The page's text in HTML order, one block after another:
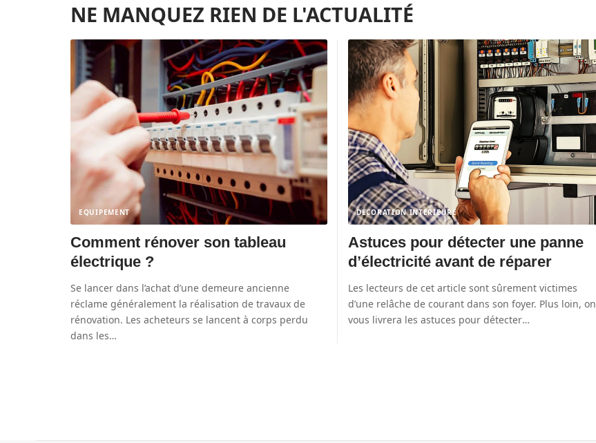
NE MANQUEZ RIEN DE L'ACTUALITÉ
EQUIPEMENT
Comment rénover son tableau
électrique ?
Se lancer dans l’achat d’une demeure ancienne
réclame généralement la réalisation de travaux de
rénovation. Les acheteurs se lancent à corps perdu
dans les…
DÉCORATION INTERIEURE
Astuces pour détecter une panne
d’électricité avant de réparer
Les lecteurs de cet article sont sûrement victimes
d’une relâche de courant dans son foyer. Plus loin, on
vous livrera les astuces pour détecter…